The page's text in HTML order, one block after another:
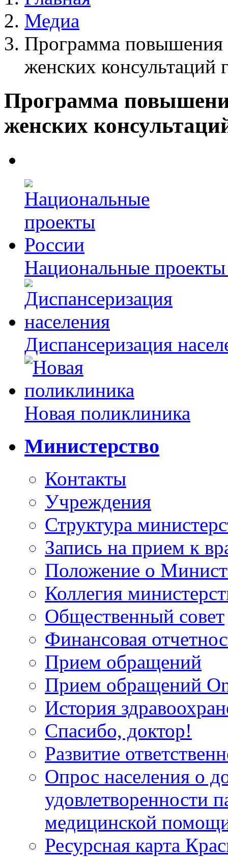
Медиа
Программа повышения
женских консультаций
Программа
женских
Национальные
Диспансеризация
Новая поликлиника
Министерство
Контакты
Учреждения
Структура
Запись на прием к
Положение о
Коллегия
Общественный совет
Финансовая
Прием обращений
Прием обращений
История
Спасибо, доктор!
Развитие
Опрос населения о
удовлетворенности
медицинской
Ресурсная карта